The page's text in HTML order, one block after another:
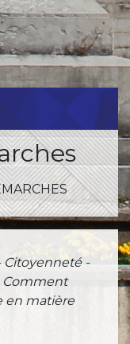
Citoyenneté -
Comment
en matière